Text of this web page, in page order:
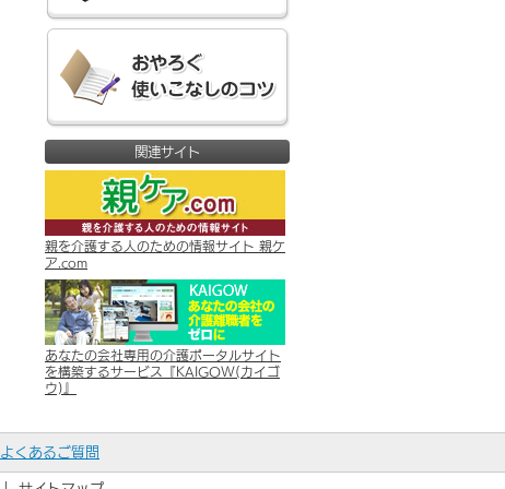
関連サイト
親を介護する人のための情報サイト 親ケ
ア.com
あなたの会社専用の介護ポータルサイト
を構築するサービス『KAIGOW(カイゴ
ウ)』
よくあるご質問